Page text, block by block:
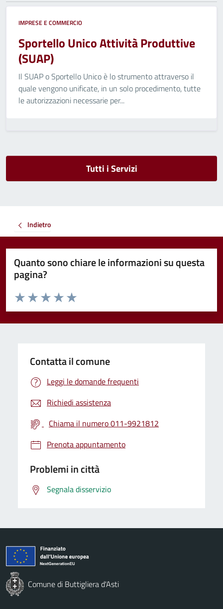
IMPRESE E COMMERCIO
Sportello Unico Attività Produttive
(SUAP)
Il SUAP o Sportello Unico è lo strumento attraverso il
quale vengono unificate, in un solo procedimento, tutte
le autorizzazioni necessarie per...
Tutti i Servizi
Indietro
Quanto sono chiare le informazioni su questa
pagina?
Valuta da 1 a 5 stelle la pagina
Valuta 5 stelle su 5
Valuta 4 stelle su 5
Valuta 3 stelle su 5
Valuta 2 stelle su 5
Valuta 1 stelle su 5
Contatta il comune
Leggi le domande frequenti
Richiedi assistenza
Chiama il numero 011-9921812
Prenota appuntamento
Problemi in città
Segnala disservizio
Comune di Buttigliera d'Asti